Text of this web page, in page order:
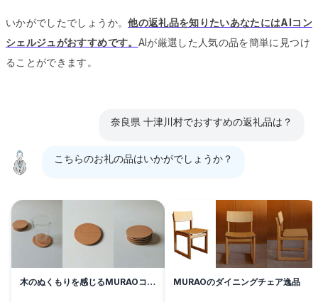
いかがでしたでしょうか。他の返礼品を知りたいあなたにはAIコン
シェルジュがおすすめです。 AIが厳選した人気の品を簡単に見つけ
ることができます。
奈良県 十津川村でおすすめの返礼品は？
こちらのお礼の品はいかがでしょうか？
木のぬくもりを感じるMURAOコー
MURAOのダイニングチェア逸品